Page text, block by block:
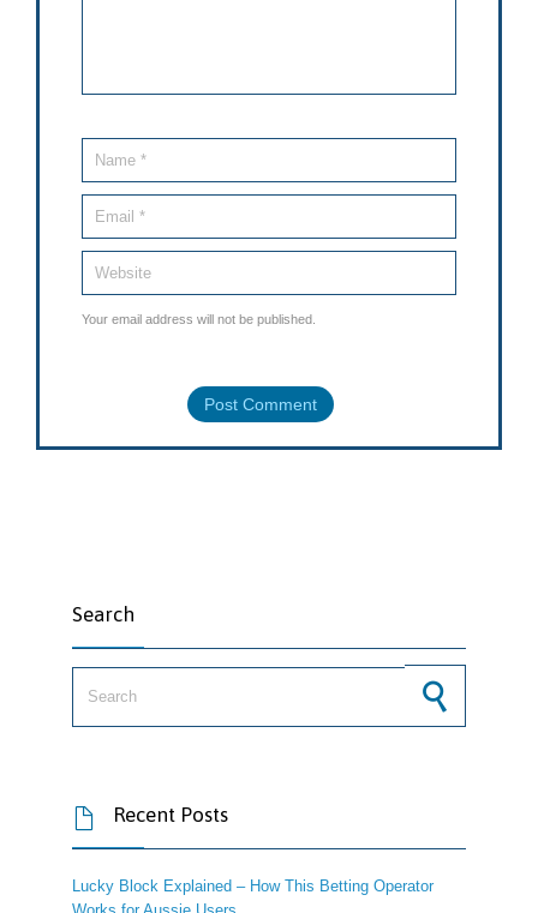
Your email address will not be published.
Search
 Recent Posts
Lucky Block Explained – How This Betting Operator